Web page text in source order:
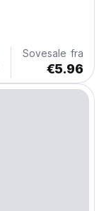
Sovesale fra
€5.96